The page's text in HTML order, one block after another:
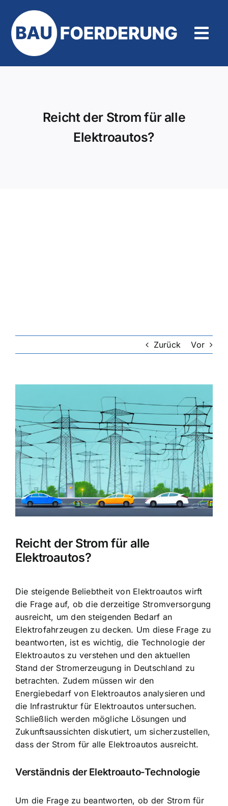
Inhalt
springen
Reicht der Strom für alle
Elektroautos?
Zurück Vor
Reicht der Strom für alle
Elektroautos?
Die steigende Beliebtheit von Elektroautos wirft
die Frage auf, ob die derzeitige Stromversorgung
ausreicht, um den steigenden Bedarf an
Elektrofahrzeugen zu decken. Um diese Frage zu
beantworten, ist es wichtig, die Technologie der
Elektroautos zu verstehen und denaktuellen
Stand der Stromerzeugung in Deutschland zu
betrachten. Zudem müssen wir den
Energiebedarf von Elektroautos analysieren und
die Infrastruktur für Elektroautos untersuchen.
Schließlich werden mögliche Lösungen und
Zukunftsaussichten diskutiert, um sicherzustellen,
dass der Strom für alle Elektroautos ausreicht.
Verständnis der Elektroauto-Technologie
Um die Frage zu beantworten, ob der Strom für